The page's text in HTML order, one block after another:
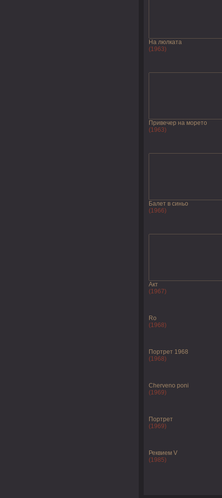
На люлката
(1963)
Привечер на морето
(1963)
Балет в синьо
(1966)
Акт
(1967)
Ro
(1968)
Портрет 1968
(1968)
Cherveno poni
(1969)
Портрет
(1969)
Реквием V
(1985)